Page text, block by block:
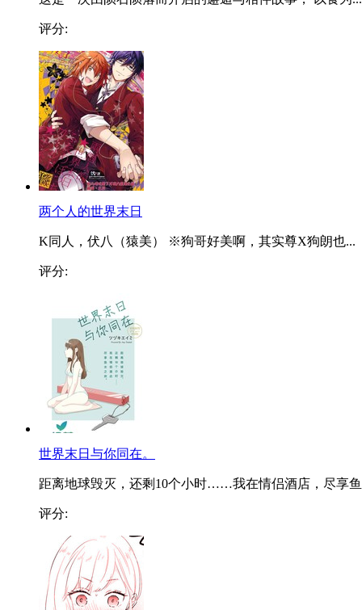
评分:
两个人的世界末日
K同人，伏八（猿美） ※狗哥好美啊，其实尊X狗朗也...
评分:
世界末日与你同在。
距离地球毁灭，还剩10个小时……我在情侣酒店，尽享
评分: